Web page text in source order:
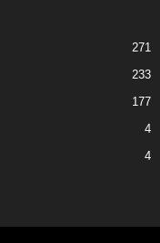
271
233
177
4
4